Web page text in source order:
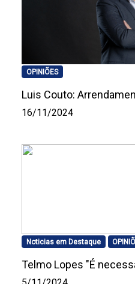
OPINIÕES
Luis Couto:
16/11/2024
Noticias em Destaque
Telmo Lopes "É